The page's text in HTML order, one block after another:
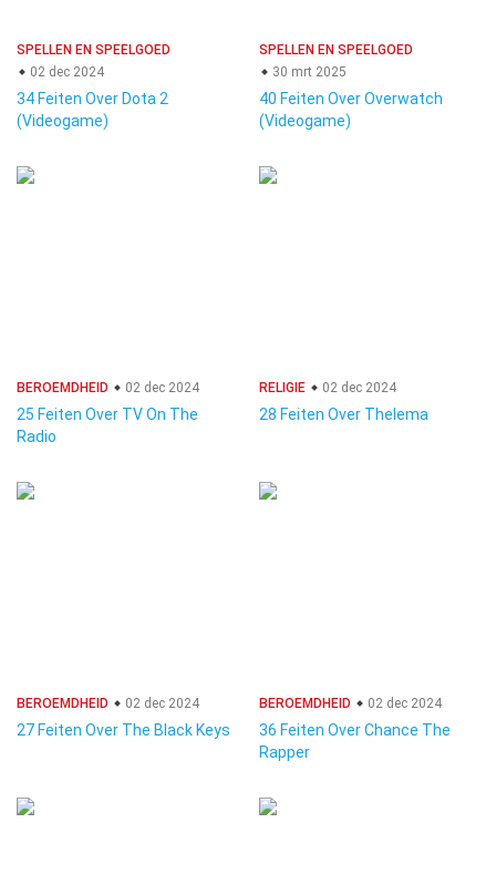
SPELLEN EN SPEELGOED
02 dec 2024
34 Feiten Over Dota 2
(Videogame)
SPELLEN EN SPEELGOED
30 mrt 2025
40 Feiten Over Overwatch
(Videogame)
BEROEMDHEID 02 dec 2024
25 Feiten Over TV On The
Radio
RELIGIE 02 dec 2024
28 Feiten Over Thelema
BEROEMDHEID 02 dec 2024
27 Feiten Over The Black Keys
BEROEMDHEID 02 dec 2024
36 Feiten Over Chance The
Rapper